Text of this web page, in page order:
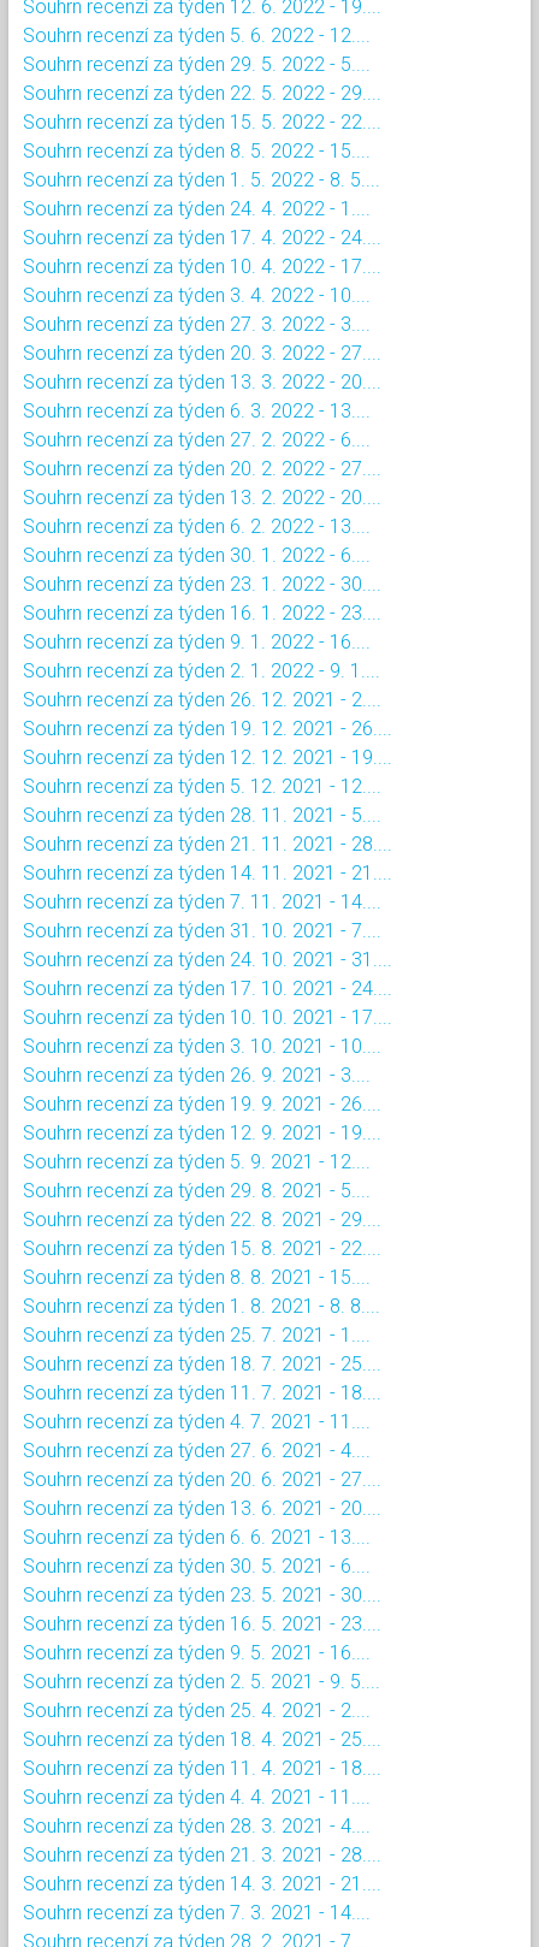
Souhrn recenzí za týden 12. 6. 2022 - 19....
Souhrn recenzí za týden 5. 6. 2022 - 12....
Souhrn recenzí za týden 29. 5. 2022 - 5....
Souhrn recenzí za týden 22. 5. 2022 - 29....
Souhrn recenzí za týden 15. 5. 2022 - 22....
Souhrn recenzí za týden 8. 5. 2022 - 15....
Souhrn recenzí za týden 1. 5. 2022 - 8. 5....
Souhrn recenzí za týden 24. 4. 2022 - 1....
Souhrn recenzí za týden 17. 4. 2022 - 24....
Souhrn recenzí za týden 10. 4. 2022 - 17....
Souhrn recenzí za týden 3. 4. 2022 - 10....
Souhrn recenzí za týden 27. 3. 2022 - 3....
Souhrn recenzí za týden 20. 3. 2022 - 27....
Souhrn recenzí za týden 13. 3. 2022 - 20....
Souhrn recenzí za týden 6. 3. 2022 - 13....
Souhrn recenzí za týden 27. 2. 2022 - 6....
Souhrn recenzí za týden 20. 2. 2022 - 27....
Souhrn recenzí za týden 13. 2. 2022 - 20....
Souhrn recenzí za týden 6. 2. 2022 - 13....
Souhrn recenzí za týden 30. 1. 2022 - 6....
Souhrn recenzí za týden 23. 1. 2022 - 30....
Souhrn recenzí za týden 16. 1. 2022 - 23....
Souhrn recenzí za týden 9. 1. 2022 - 16....
Souhrn recenzí za týden 2. 1. 2022 - 9. 1....
Souhrn recenzí za týden 26. 12. 2021 - 2....
Souhrn recenzí za týden 19. 12. 2021 - 26....
Souhrn recenzí za týden 12. 12. 2021 - 19....
Souhrn recenzí za týden 5. 12. 2021 - 12....
Souhrn recenzí za týden 28. 11. 2021 - 5....
Souhrn recenzí za týden 21. 11. 2021 - 28....
Souhrn recenzí za týden 14. 11. 2021 - 21....
Souhrn recenzí za týden 7. 11. 2021 - 14....
Souhrn recenzí za týden 31. 10. 2021 - 7....
Souhrn recenzí za týden 24. 10. 2021 - 31....
Souhrn recenzí za týden 17. 10. 2021 - 24....
Souhrn recenzí za týden 10. 10. 2021 - 17....
Souhrn recenzí za týden 3. 10. 2021 - 10....
Souhrn recenzí za týden 26. 9. 2021 - 3....
Souhrn recenzí za týden 19. 9. 2021 - 26....
Souhrn recenzí za týden 12. 9. 2021 - 19....
Souhrn recenzí za týden 5. 9. 2021 - 12....
Souhrn recenzí za týden 29. 8. 2021 - 5....
Souhrn recenzí za týden 22. 8. 2021 - 29....
Souhrn recenzí za týden 15. 8. 2021 - 22....
Souhrn recenzí za týden 8. 8. 2021 - 15....
Souhrn recenzí za týden 1. 8. 2021 - 8. 8....
Souhrn recenzí za týden 25. 7. 2021 - 1....
Souhrn recenzí za týden 18. 7. 2021 - 25....
Souhrn recenzí za týden 11. 7. 2021 - 18....
Souhrn recenzí za týden 4. 7. 2021 - 11....
Souhrn recenzí za týden 27. 6. 2021 - 4....
Souhrn recenzí za týden 20. 6. 2021 - 27....
Souhrn recenzí za týden 13. 6. 2021 - 20....
Souhrn recenzí za týden 6. 6. 2021 - 13....
Souhrn recenzí za týden 30. 5. 2021 - 6....
Souhrn recenzí za týden 23. 5. 2021 - 30....
Souhrn recenzí za týden 16. 5. 2021 - 23....
Souhrn recenzí za týden 9. 5. 2021 - 16....
Souhrn recenzí za týden 2. 5. 2021 - 9. 5....
Souhrn recenzí za týden 25. 4. 2021 - 2....
Souhrn recenzí za týden 18. 4. 2021 - 25....
Souhrn recenzí za týden 11. 4. 2021 - 18....
Souhrn recenzí za týden 4. 4. 2021 - 11....
Souhrn recenzí za týden 28. 3. 2021 - 4....
Souhrn recenzí za týden 21. 3. 2021 - 28....
Souhrn recenzí za týden 14. 3. 2021 - 21....
Souhrn recenzí za týden 7. 3. 2021 - 14....
Souhrn recenzí za týden 28. 2. 2021 - 7....